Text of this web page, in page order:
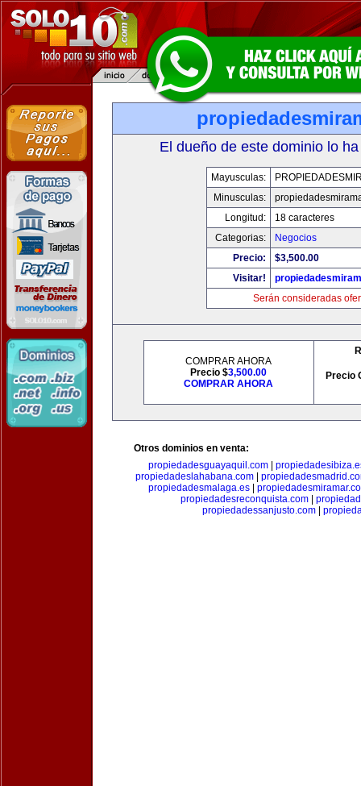
El dueño de este dominio lo
Mayusculas:
Minusculas:
Longitud:
18 caracteres
Categorias:
Negocios
Precio:
$3,500.00
Visitar!
Serán consideradas
COMPRAR AHORA
Precio $3,500.00
COMPRAR AHORA
Precio
Otros dominios en venta:
propiedadesguayaquil.com
propiedadeslahabana.com|
propiedadesmalaga.es|
propiedadesreconquista.com
propiedadessanjusto.com